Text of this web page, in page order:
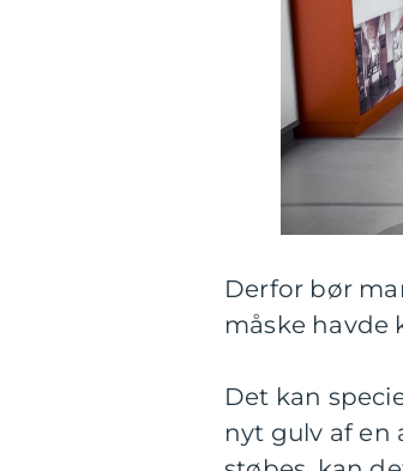
Derfor bør
måske havde
Det kan
nyt gulv af en